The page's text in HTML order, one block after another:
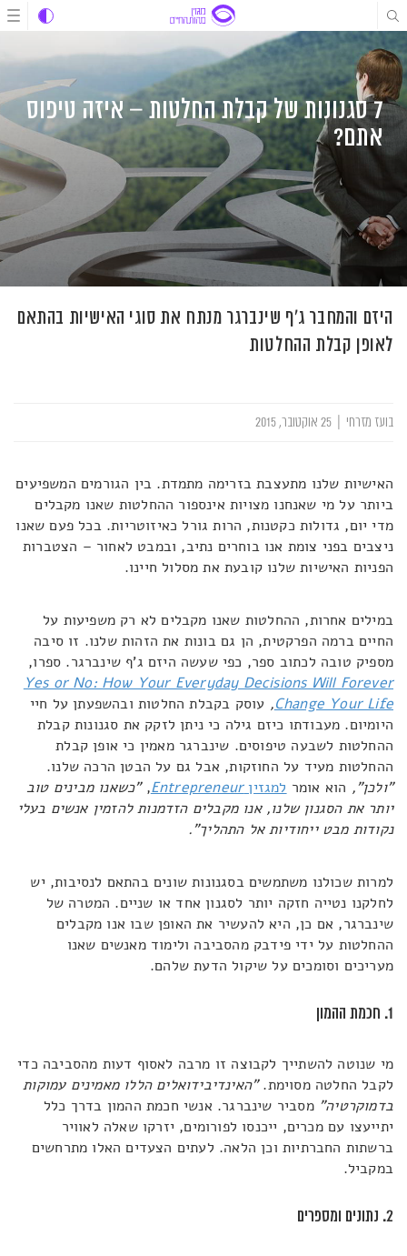
דלג
לתוכן
דלג
לתוכן
דלג
לניווט
7 סגנונות של קבלת החלטות – איזה טיפוס
אתם?
היזם והמחבר ג'ף שינברגר מנתח את סוגי האישיות בהתאם
לאופן קבלת ההחלטות
בועז מזרחי
האישיות שלנו מתעצבת בזרימה מתמדת. בין הגורמים המשפיעים
ביותר על מי שאנחנו מצויות אינספור ההחלטות שאנו מקבלים
מדי יום, גדולות כקטנות, הרות גורל כאיזוטריות. בכל פעם שאנו
ניצבים בפני צומת אנו בוחרים נתיב, ובמבט לאחור – הצטברות
הפניות האישיות שלנו קובעת את מסלול חיינו.
במילים אחרות, ההחלטות שאנו מקבלים לא רק משפיעות על
החיים ברמה הפרקטית, הן גם בונות את הזהות שלנו. זו סיבה
מספיק טובה לכתוב ספר, כפי שעשה היזם ג'ף שינברגר. ספרו,
Yes or No: How Your Everyday Decisions Will Forever
Change Your Life
, עוסק בקבלת החלטות ובהשפעתן על חיי
היומיום. מעבודתו כיזם גילה כי ניתן לזקק את סגנונות קבלת
ההחלטות לשבעה טיפוסים. שינברגר מאמין כי אופן קבלת
ההחלטות מעיד על החוזקות, אבל גם על הבטן הרכה שלנו.
"ולכן", הוא אומר למגזיןEntrepreneur
,"כשאנו מבינים טוב
יותר את הסגנון שלנו, אנו מקבלים הזדמנות להזמין אנשים בעלי
נקודות מבט ייחודיות אל התהליך".
למרות שכולנו משתמשים בסגנונות שונים בהתאם לנסיבות, יש
לחלקנו נטייה חזקה יותר לסגנון אחד או שניים. המטרה של
שינברגר, אם כן, היא להעשיר את האופן שבו אנו מקבלים
ההחלטות על ידי פידבק מהסביבה ולימוד מאנשים שאנו
מעריכים וסומכים על שיקול הדעת שלהם.
1. חכמת ההמון
מי שנוטה להשתייך לקבוצה זו מרבה לאסוף דעות מהסביבה כדי
לקבל החלטה מסוימת."האינדיבידואלים הללו מאמינים עמוקות
בדמוקרטיה" מסביר שינברגר. אנשי חכמת ההמון בדרך כלל
יתייעצו עם מכרים, ייכנסו לפורומים, יזרקו שאלה לאוויר
ברשתות החברתיות וכן הלאה. לעתים הצעדים האלו מתרחשים
במקביל.
2. נתונים ומספרים